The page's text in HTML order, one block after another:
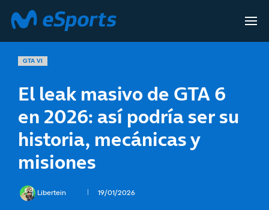
GTA VI
El leak masivo de GTA 6
en 2026: así podría ser su
historia, mecánicas y
misiones
Libertein 19/01/2026